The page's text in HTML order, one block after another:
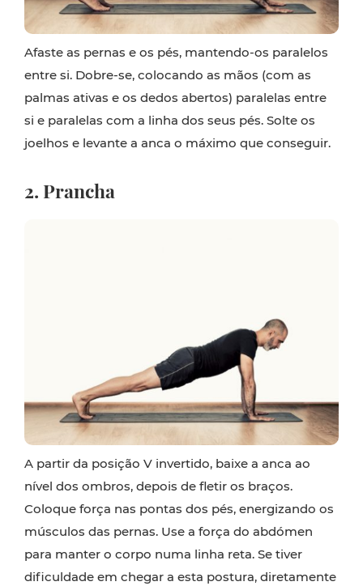
Afaste as pernas e os pés, mantendo-os paralelos
entre si. Dobre-se, colocando as mãos (com as
palmas ativas e os dedos abertos) paralelas entre
si e paralelas com a linha dos seus pés. Solte os
joelhos e levante a anca o máximo que conseguir.
2. Prancha
A partir da posição V invertido, baixe a anca ao
nível dos ombros, depois de fletir os braços.
Coloque força nas pontas dos pés, energizando os
músculos das pernas. Use a força do abdómen
para manter o corpo numa linha reta. Se tiver
dificuldade em chegar a esta postura, diretamente